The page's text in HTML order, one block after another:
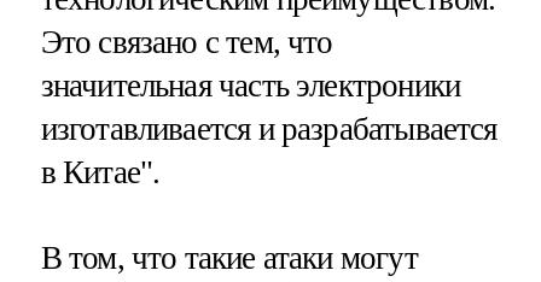
Это связано с тем, что
значительная часть электроники
изготавливается и разрабатывается
в Китае".
В том, что такие атаки могут